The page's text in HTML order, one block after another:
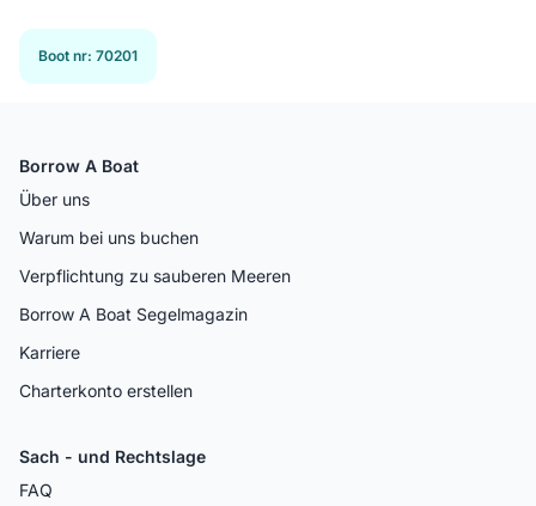
Boot nr: 70201
Borrow A Boat
Über uns
Warum bei uns buchen
Verpflichtung zu sauberen Meeren
Borrow A Boat Segelmagazin
Karriere
Charterkonto erstellen
Sach - und Rechtslage
FAQ